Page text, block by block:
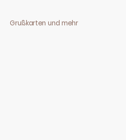
Grußkarten und mehr